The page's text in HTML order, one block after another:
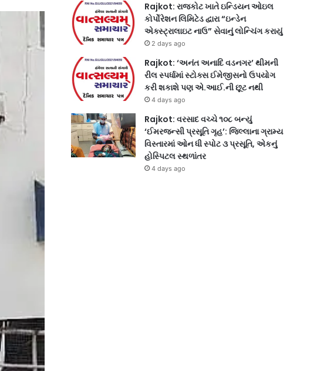
Rajkot: રાજકોટ ખાતે ઇન્ડિયન ઓઇલ
કોર્પોરેશન લિમિટેડ દ્વારા “ઇન્ડેન
એક્સ્ટ્રાલાઇટ નાઉ” સેવાનું લોન્ચિંગ કરાયું
2 days ago
Rajkot: ‘અનંત અનાદિ વડનગર’ થીમની
રીલ સ્પર્ધામાં સ્ટોક્સ ઈમેજીસનો ઉપયોગ
કરી શકાશે પણ એ.આઈ.ની છૂટ નથી
4 days ago
Rajkot: વરસાદ વચ્ચે ૧૦૮ બન્યું
‘ઈમરજન્સી પ્રસૂતિ ગૃહ’: જિલ્લાના ગ્રામ્ય
વિસ્તારમાં ઓન ધી સ્પોટ ૩ પ્રસૂતિ, એકનું
હોસ્પિટલ સ્થળાંતર
4 days ago